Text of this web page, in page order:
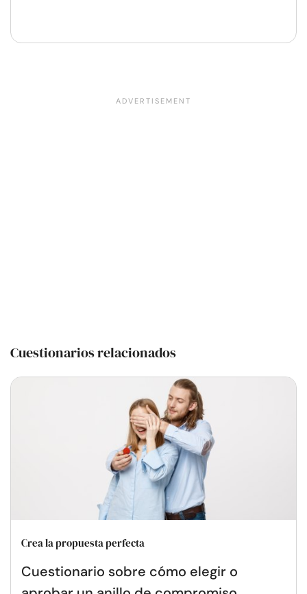
Cuestionarios relacionados
Crea la propuesta perfecta
Cuestionario sobre cómo elegir o